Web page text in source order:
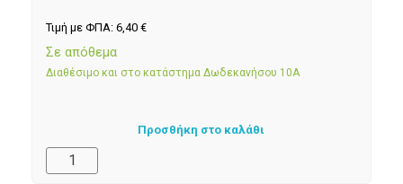
Τιμή με ΦΠΑ: 6,40 €
Σε απόθεμα
Διαθέσιμο και στο κατάστημα Δωδεκανήσου 10Α
Προσθήκη στο καλάθι